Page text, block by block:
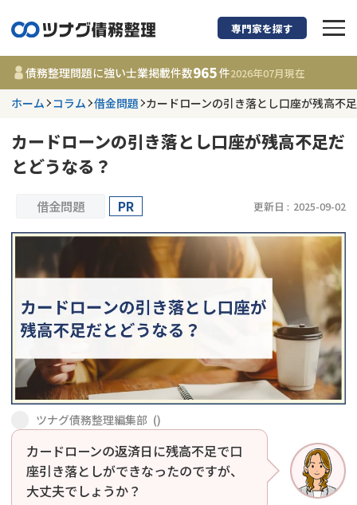
債務整理に強い弁
都道府県を選択
事務所 965
件
借金返済相談・交渉
任意整理
会社破産・法人破産
消費者金融・サラ金
費用相場
コラム
個人再生（民事再生）
過払金
借金問題
専門家を探す
債務整理問題に強い士業掲載件数965件2026年07月現在
ホーム コラム 借金問題 カードローンの引き落とし口座が残高不
カードローンの引き落とし口座が残高不足だ
とどうなる？
借金問題 PR 更新日 : 2025-09-02
ツナグ債務整理編集部 ()
カードローンの返済日に残高不足で口
座引き落としができなったのですが、
大丈夫でしょうか？